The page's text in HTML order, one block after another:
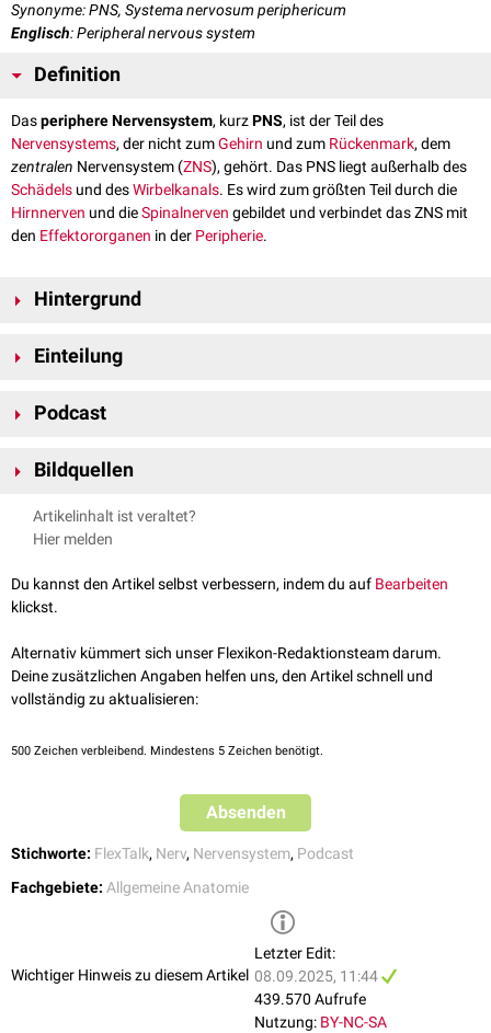
Synonyme: PNS, Systema nervosum periphericum
Englisch: Peripheral nervous system
Definition
Dasperiphere Nervensystem, kurzPNS, ist der Teil des
Nervensystems, der nicht zumGehirn und zum Rückenmark, dem
zentralen Nervensystem (ZNS), gehört. Das PNS liegt außerhalb des
Schädels und desWirbelkanals. Es wird zum größten Teil durch die
Hirnnerven und dieSpinalnerven gebildet und verbindet das ZNS mit
den Effektororganen in der Peripherie.
Hintergrund
gesehen sind sie keine eigenständigen Systeme. Bei den
während sich ihr Nervenzellfortsatz (
befindet sich bei
Einteilung
somatisches Nervensystem
sympathisches Nervensystem
enterisches Nervensystem
Podcast
FlexTalk – Nervensystem
FlexTalk - Die Nervenzelle
Bildquellen
Bildquelle Podcast (Nervenzelle): © canacrtrk /
Bildquelle Podcast (Nervensystem): Gatewood/
Artikelinhalt ist veraltet?
Hier melden
Du kannst den Artikel selbst verbessern, indem du auf Bearbeiten
klickst.
Alternativ kümmert sich unser Flexikon-Redaktionsteam darum.
Deine zusätzlichen Angaben helfen uns, den Artikel schnell und
vollständig zu aktualisieren:
500 Zeichen verbleibend. Mindestens 5 Zeichen benötigt.
Absenden
Stichworte: FlexTalk, Nerv, Nervensystem, Podcast
Fachgebiete: Allgemeine Anatomie
Wichtiger Hinweis zu diesem Artikel
Letzter Edit:
08.09.2025, 11:44
439.570 Aufrufe
Nutzung: BY-NC-SA